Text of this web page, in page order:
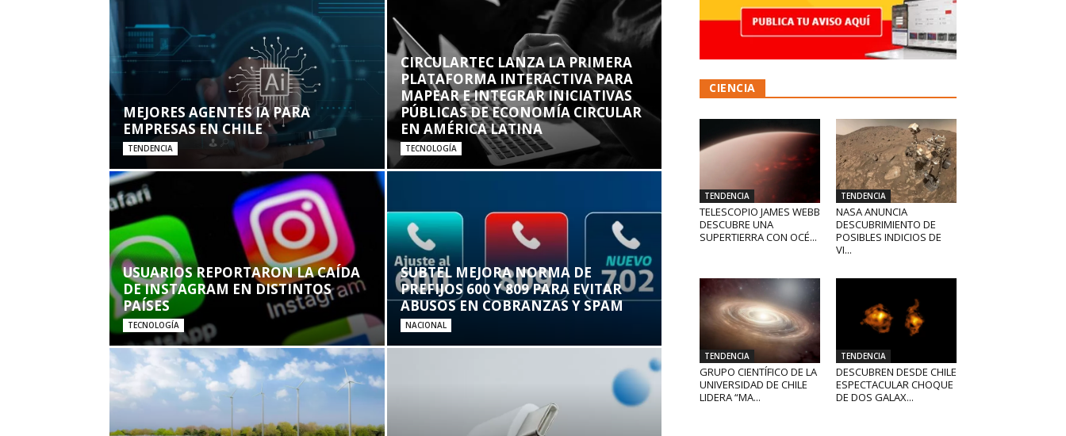
MEJORES AGENTES IA PARA
EMPRESAS EN CHILE
TENDENCIA
CIRCULARTEC LANZA LA PRIMERA
PLATAFORMA INTERACTIVA PARA
MAPEAR E INTEGRAR INICIATIVAS
PÚBLICAS DE ECONOMÍA CIRCULAR
EN AMÉRICA LATINA
TECNOLOGÍA
USUARIOS REPORTARON LA CAÍDA
DE INSTAGRAM EN DISTINTOS
PAÍSES
TECNOLOGÍA
SUBTEL MEJORA NORMA DE
PREFIJOS 600 Y 809 PARA EVITAR
ABUSOS EN COBRANZAS Y SPAM
NACIONAL
CIENCIA
TENDENCIA
TELESCOPIO JAMES WEBB
DESCUBRE UNA
SUPERTIERRA CON OCÉ...
TENDENCIA
NASA ANUNCIA
DESCUBRIMIENTO DE
POSIBLES INDICIOS DE
VI...
TENDENCIA
GRUPO CIENTÍFICO DE LA
UNIVERSIDAD DE CHILE
LIDERA “MA...
TENDENCIA
DESCUBREN DESDE CHILE
ESPECTACULAR CHOQUE
DE DOS GALAX...